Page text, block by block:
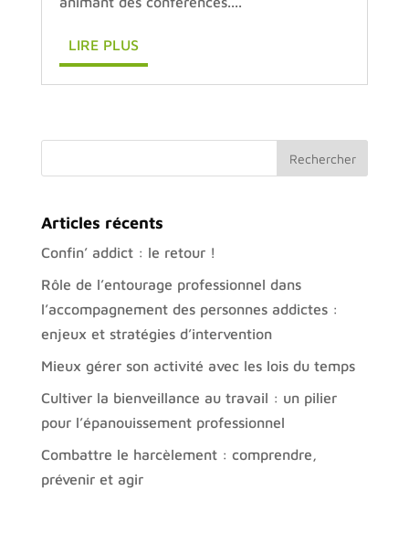
LIRE PLUS
Articles récents
Confin’ addict : le retour !
Rôle de l’entourage professionnel dans
l’accompagnement des personnes addictes :
enjeux et stratégies d’intervention
Mieux gérer son activité avec les lois du temps
Cultiver la bienveillance au travail : un pilier
pour l’épanouissement professionnel
Combattre le harcèlement : comprendre,
prévenir et agir